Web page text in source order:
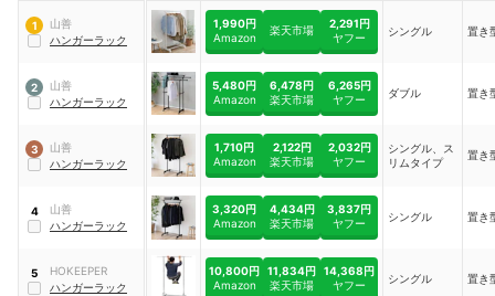
1
山善
ハンガーラック
1,990円
Amazon
楽天市場
2,291円
ヤフー
シングル 置き
2
山善
ハンガーラック
5,480円
Amazon
6,478円
楽天市場
6,265円
ヤフー
ダブル 置き
3
山善
ハンガーラック
1,710円
Amazon
2,122円
楽天市場
2,032円
ヤフー
シングル、ス
リムタイプ
置き
4
山善
ハンガーラック
3,320円
Amazon
4,434円
楽天市場
3,837円
ヤフー
シングル 置き
5
HOKEEPER
ハンガーラック
10,800円
Amazon
11,834円
楽天市場
14,368円
ヤフー
シングル 置き